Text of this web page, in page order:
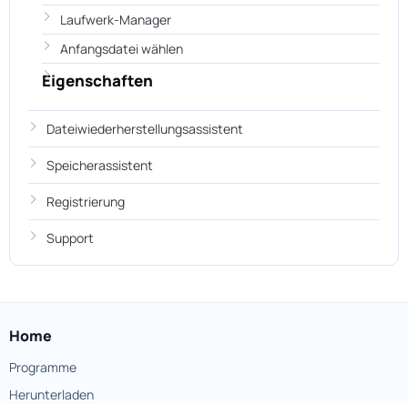
Laufwerk-Manager
Anfangsdatei wählen
Eigenschaften
Dateiwiederherstellungsassistent
Speicherassistent
Registrierung
Support
Home
Programme
Herunterladen